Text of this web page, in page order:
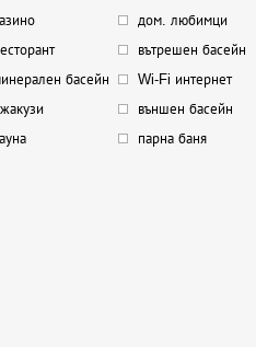
дом. любимци
вътрешен басейн
басейн
Wi-Fi интернет
външен басейн
парна баня